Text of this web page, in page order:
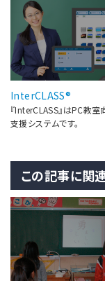
InterCLASS®
『InterCLASS』はPC教
支援システムです。
この記事に関